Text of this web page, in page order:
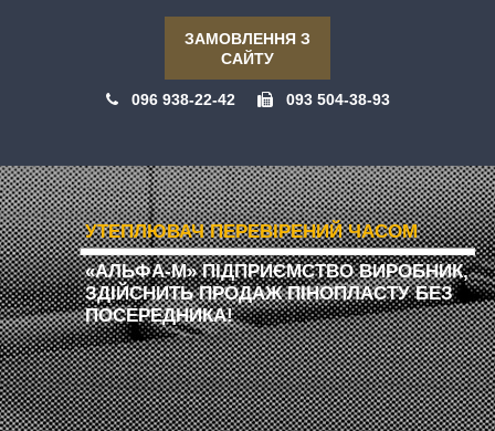
ЗАМОВЛЕННЯ З
САЙТУ
096 938-22-42 093 504-38-93
УТЕПЛЮВАЧ ПЕРЕВІРЕНИЙ ЧАСОМ
«АЛЬФА-М» ПІДПРИЄМСТВО ВИРОБНИК,
ЗДІЙСНИТЬ ПРОДАЖ ПІНОПЛАСТУ БЕЗ
ПОСЕРЕДНИКА!